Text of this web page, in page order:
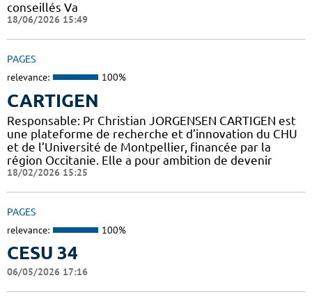
conseillés Va
18/06/2026 15:49
PAGES
relevance: 100%
CARTIGEN
Responsable: Pr Christian JORGENSEN CARTIGEN est
une plateforme de recherche et d’innovation du CHU
et de l’Université de Montpellier, financée par la
région Occitanie. Elle a pour ambition de devenir
18/02/2026 15:25
PAGES
relevance: 100%
CESU 34
06/05/2026 17:16